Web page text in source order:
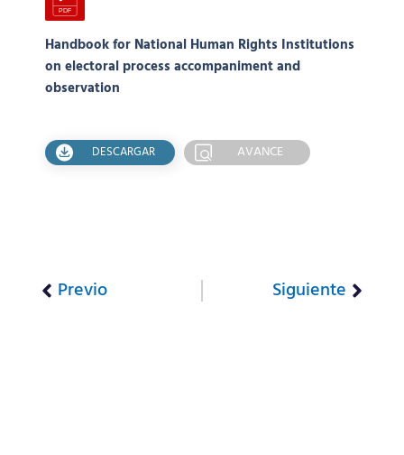
Handbook for National Human Rights Institutions
on electoral process accompaniment and
observation
DESCARGAR AVANCE
Previo Siguiente